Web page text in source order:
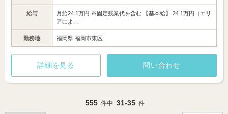
給与
月給24.1万円 ※固定残業代を含む 【基本給】 24.1万円（エリ
アによ…
勤務地 福岡県 福岡市東区
詳細を見る 問い合わせ
555 件中 31-35 件